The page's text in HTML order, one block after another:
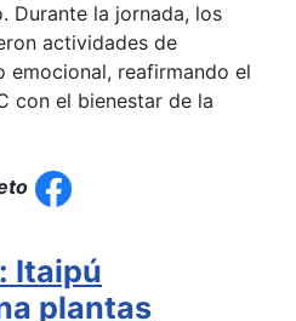
Durante la jornada, los
actividades de
emocional, reafirmando el
con el bienestar de la
Itaipú
plantas